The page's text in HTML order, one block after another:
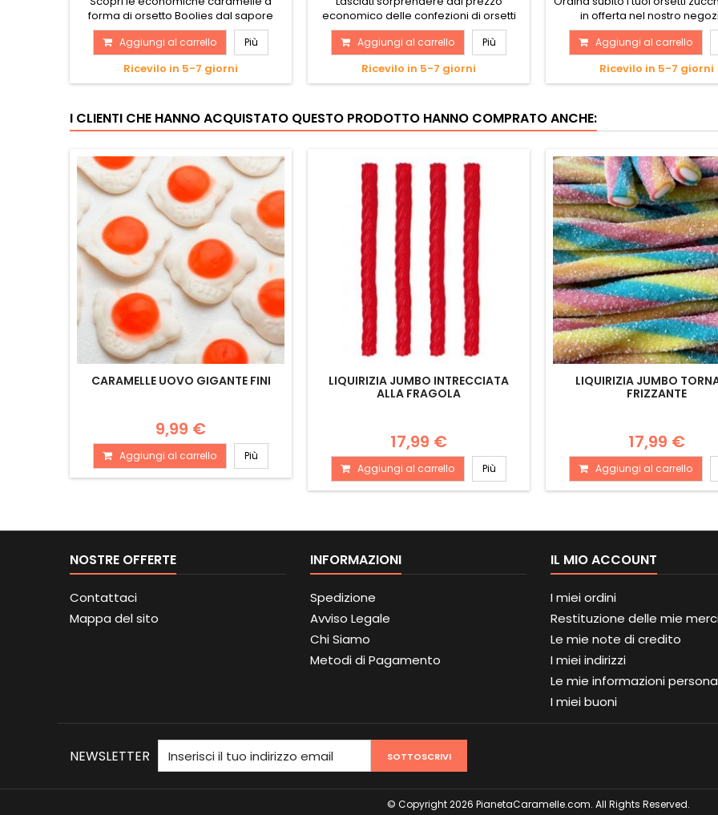
forma di orsetto Boolies dal sapore
unico.
Aggiungi al carrello Più
Ricevilo in 5-7 giorni
economico delle confezioni di orsetti
gommosi...
Aggiungi al carrello Più
Ricevilo in 5-7 giorni
in offerta nel nostro
Aggiungi al carrello
Ricevilo in 5-7 giorni
I CLIENTI CHE HANNO ACQUISTATO QUESTO PRODOTTO HANNO COMPRATO ANCHE:
CARAMELLE UOVO GIGANTE FINI
9,99 €
Aggiungi al carrello Più
LIQUIRIZIA JUMBO INTRECCIATA
ALLA FRAGOLA
17,99 €
Aggiungi al carrello Più
LIQUIRIZIA JUMBO
FRIZZANTE
17,99 €
Aggiungi al carrello
NOSTRE OFFERTE
Contattaci
Mappa del sito
INFORMAZIONI
Spedizione
Avviso Legale
Chi Siamo
Metodi di Pagamento
© Copyright 2026 PianetaCaramelle.com. All Rights Reserved.
IL MIO ACCOUNT
I miei ordini
Restituzione delle mie
Le mie note di credito
I miei indirizzi
Le mie informazioni
I miei buoni
NEWSLETTER SOTTOSCRIVI